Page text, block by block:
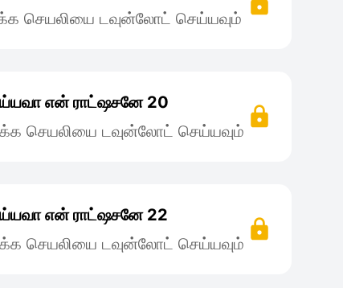
செயலியை டவுன்லோட் செய்யவும்
என் ராட்ஷசனே 20
செயலியை டவுன்லோட் செய்யவும்
என் ராட்ஷசனே 22
செயலியை டவுன்லோட் செய்யவும்